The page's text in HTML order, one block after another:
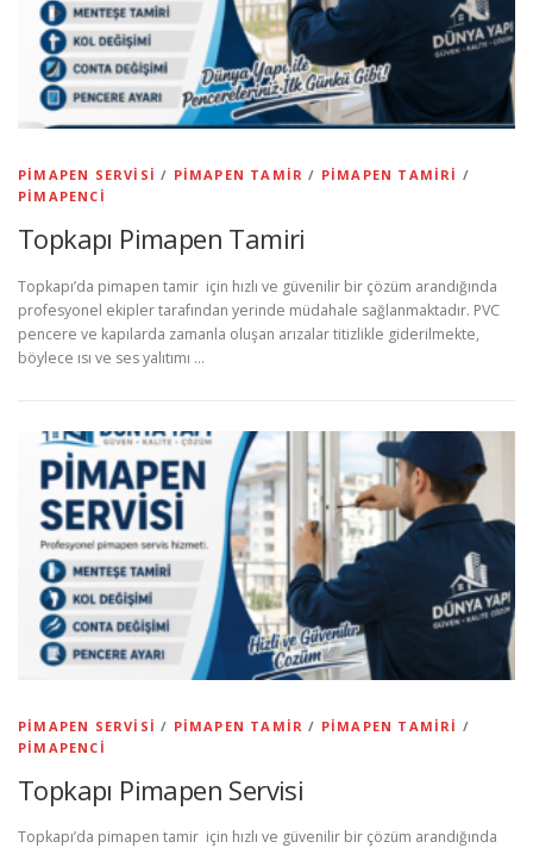
PIMAPEN SERVISI / PIMAPEN TAMIR / PIMAPEN TAMIRI /
PIMAPENCI
Topkapı Pimapen Tamiri
Topkapı’da pimapen tamir için hızlı ve güvenilir bir çözüm arandığında
profesyonel ekipler tarafından yerinde müdahale sağlanmaktadır. PVC
pencere ve kapılarda zamanla oluşan arızalar titizlikle giderilmekte,
böylece ısı ve ses yalıtımı …
PIMAPEN SERVISI / PIMAPEN TAMIR / PIMAPEN TAMIRI /
PIMAPENCI
Topkapı Pimapen Servisi
Topkapı’da pimapen tamir için hızlı ve güvenilir bir çözüm arandığında